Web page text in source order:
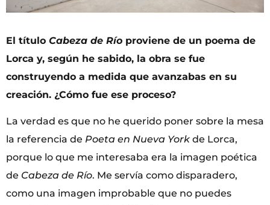
El título Cabeza de Río proviene de un poema de
Lorca y, según he sabido, la obra se fue
construyendo a medida que avanzabas en su
creación. ¿Cómo fue ese proceso?
La verdad es que no he querido poner sobre la mesa
la referencia de Poeta en Nueva York de Lorca,
porque lo que me interesaba era la imagen poética
de Cabeza de Río. Me servía como disparadero,
como una imagen improbable que no puedes